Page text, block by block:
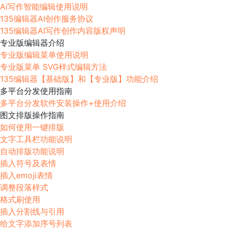
Ai写作智能编辑使用说明
135编辑器AI创作服务协议
135编辑器AI写作创作内容版权声明
专业版编辑器介绍
专业版编辑菜单使用说明
专业版菜单 SVG样式编辑方法
135编辑器【基础版】和【专业版】功能介绍
多平台分发使用指南
多平台分发软件安装操作+使用介绍
图文排版操作指南
如何使用一键排版
文字工具栏功能说明
自动排版功能说明
插入符号及表情
插入emoji表情
调整段落样式
格式刷使用
插入分割线与引用
给文字添加序号列表